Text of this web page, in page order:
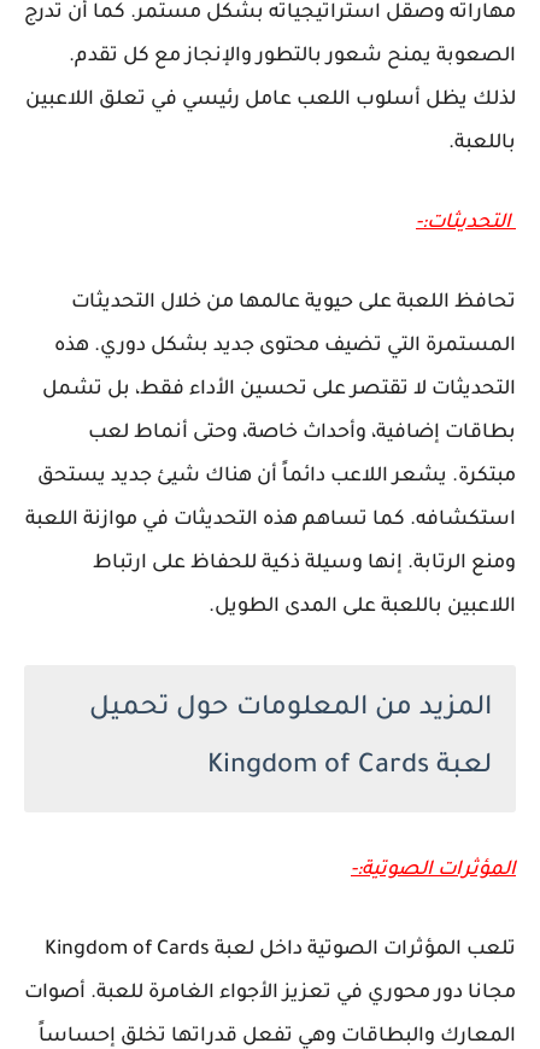
مهاراته وصقل استراتيجياته بشكل مستمر. كما أن تدرج
الصعوبة يمنح شعور بالتطور والإنجاز مع كل تقدم.
لذلك يظل أسلوب اللعب عامل رئيسي في تعلق اللاعبين
باللعبة.
التحديثات:-
تحافظ اللعبة على حيوية عالمها من خلال التحديثات
المستمرة التي تضيف محتوى جديد بشكل دوري. هذه
التحديثات لا تقتصر على تحسين الأداء فقط، بل تشمل
بطاقات إضافية، وأحداث خاصة، وحتى أنماط لعب
مبتكرة. يشعر اللاعب دائماً أن هناك شيئ جديد يستحق
استكشافه. كما تساهم هذه التحديثات في موازنة اللعبة
ومنع الرتابة. إنها وسيلة ذكية للحفاظ على ارتباط
اللاعبين باللعبة على المدى الطويل.
المزيد من المعلومات حول تحميل
لعبة Kingdom of Cards
المؤثرات الصوتية:-
تلعب المؤثرات الصوتية داخل لعبة Kingdom of Cards
مجانا دور محوري في تعزيز الأجواء الغامرة للعبة. أصوات
المعارك والبطاقات وهي تفعل قدراتها تخلق إحساساً